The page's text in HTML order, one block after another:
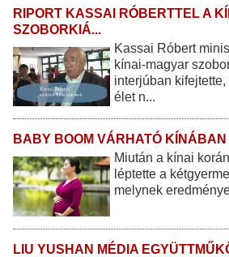
RIPORT KASSAI RÓBERTTEL A
SZOBORKIÁ...
Kassai Róbert
kínai-magyar
interjúban
élet n...
BABY BOOM VÁRHATÓ KÍNÁBAN
Miután a kínai
léptette a
melynek
LIU YUSHAN MÉDIA